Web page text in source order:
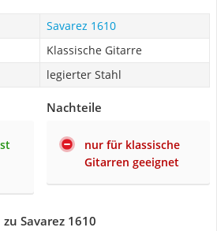
Savarez 1610
Klassische Gitarre
‎legierter Stahl
Nachteile
nur für klassische
Gitarren geeignet
Savarez 1610